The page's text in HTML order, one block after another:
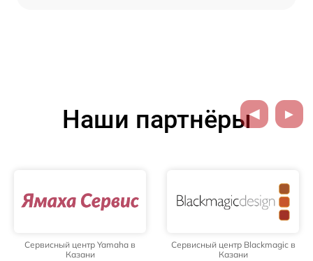
Наши партнёры
Сервисный центр Yamaha в
Казани
Сервисный центр Blackmagic в
Казани